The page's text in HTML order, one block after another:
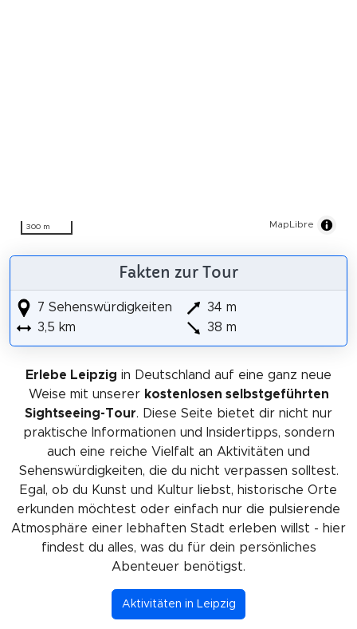
300 m MapLibre
Fakten zur Tour
7 Sehenswürdigkeiten
3,5 km
34 m
38 m
Erlebe Leipzig in Deutschland auf eine ganz neue
Weise mit unserer kostenlosen selbstgeführten
Sightseeing-Tour. Diese Seite bietet dir nicht nur
praktische Informationen und Insidertipps, sondern
auch eine reiche Vielfalt an Aktivitäten und
Sehenswürdigkeiten, die du nicht verpassen solltest.
Egal, ob du Kunst und Kultur liebst, historische Orte
erkunden möchtest oder einfach nur die pulsierende
Atmosphäre einer lebhaften Stadt erleben willst - hier
findest du alles, was du für dein persönliches
Abenteuer benötigst.
Aktivitäten in Leipzig